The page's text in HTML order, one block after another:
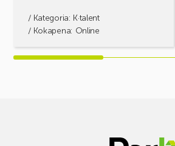
/ Kategoria: K·talent
/ Kokapena: Online